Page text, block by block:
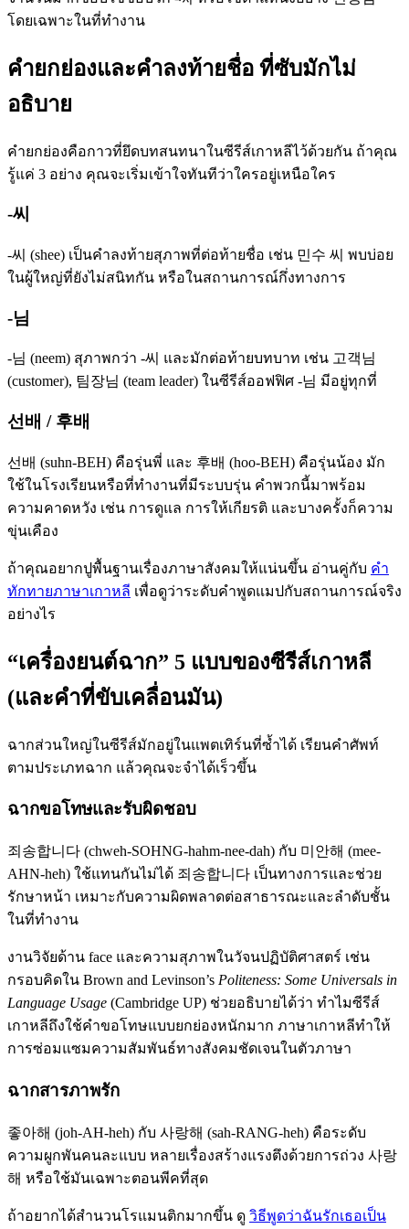
โดยเฉพาะในที่ทำงาน
คำยกย่องและคำลงท้ายชื่อ ที่ซับมักไม่
อธิบาย
คำยกย่องคือกาวที่ยึดบทสนทนาในซีรีส์เกาหลีไว้ด้วยกัน ถ้าคุณ
รู้แค่ 3 อย่าง คุณจะเริ่มเข้าใจทันทีว่าใครอยู่เหนือใคร
-씨
-씨 (shee) เป็นคำลงท้ายสุภาพที่ต่อท้ายชื่อ เช่น 민수 씨 พบบ่อย
ในผู้ใหญ่ที่ยังไม่สนิทกัน หรือในสถานการณ์กึ่งทางการ
-님
-님 (neem) สุภาพกว่า -씨 และมักต่อท้ายบทบาท เช่น 고객님
(customer), 팀장님 (team leader) ในซีรีส์ออฟฟิศ -님 มีอยู่ทุกที่
선배 / 후배
선배 (suhn-BEH) คือรุ่นพี่ และ 후배 (hoo-BEH) คือรุ่นน้อง มัก
ใช้ในโรงเรียนหรือที่ทำงานที่มีระบบรุ่น คำพวกนี้มาพร้อม
ความคาดหวัง เช่น การดูแล การให้เกียรติ และบางครั้งก็ความ
ขุ่นเคือง
ถ้าคุณอยากปูพื้นฐานเรื่องภาษาสังคมให้แน่นขึ้น อ่านคู่กับ คำ
ทักทายภาษาเกาหลี เพื่อดูว่าระดับคำพูดแมปกับสถานการณ์จริง
อย่างไร
“เครื่องยนต์ฉาก” 5 แบบของซีรีส์เกาหลี
(และคำที่ขับเคลื่อนมัน)
ฉากส่วนใหญ่ในซีรีส์มักอยู่ในแพตเทิร์นที่ซ้ำได้ เรียนคำศัพท์
ตามประเภทฉาก แล้วคุณจะจำได้เร็วขึ้น
ฉากขอโทษและรับผิดชอบ
죄송합니다 (chweh-SOHNG-hahm-nee-dah) กับ 미안해 (mee-
AHN-heh) ใช้แทนกันไม่ได้ 죄송합니다 เป็นทางการและช่วย
รักษาหน้า เหมาะกับความผิดพลาดต่อสาธารณะและลำดับชั้น
ในที่ทำงาน
งานวิจัยด้าน face และความสุภาพในวัจนปฏิบัติศาสตร์ เช่น
กรอบคิดใน Brown and Levinson’s Politeness: Some Universals in
Language Usage (Cambridge UP) ช่วยอธิบายได้ว่า ทำไมซีรีส์
เกาหลีถึงใช้คำขอโทษแบบยกย่องหนักมาก ภาษาเกาหลีทำให้
การซ่อมแซมความสัมพันธ์ทางสังคมชัดเจนในตัวภาษา
ฉากสารภาพรัก
좋아해 (joh-AH-heh) กับ 사랑해 (sah-RANG-heh) คือระดับ
ความผูกพันคนละแบบ หลายเรื่องสร้างแรงตึงด้วยการถ่วง 사랑
해 หรือใช้มันเฉพาะตอนพีคที่สุด
ถ้าอยากได้สำนวนโรแมนติกมากขึ้น ดู วิธีพูดว่าฉันรักเธอเป็น